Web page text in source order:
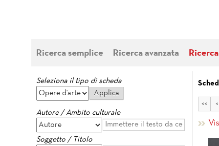
Ricerca semplice Ricerca avanzata
Seleziona il tipo di scheda
Autore / Ambito culturale
Soggetto / Titolo
<< <